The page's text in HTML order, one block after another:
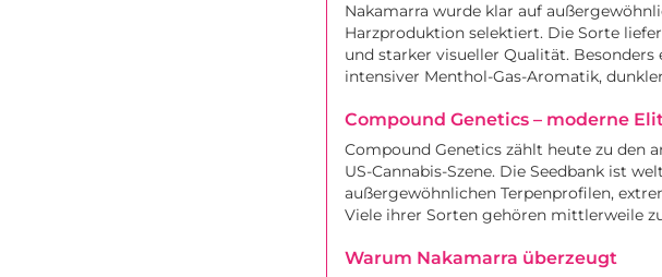
Nakamarra wurde klar auf
Harzproduktion selektiert. Die Sorte
und starker visueller Qualität.
intensiver Menthol-Gas-Aromatik,
Compound Genetics – moderne
Compound Genetics zählt heute zu den
US-Cannabis-Szene. Die Seedbank ist
außergewöhnlichen Terpenprofilen,
Viele ihrer Sorten gehören mittlerweile
Warum Nakamarra überzeugt